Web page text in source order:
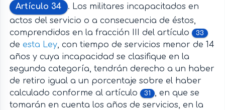
Artículo 34
. Los militares incapacitados en
actos del servicio o a consecuencia de éstos,
comprendidos en la fracción III del artículo
33
de esta Ley, con tiempo de servicios menor de 14
años y cuya incapacidad se clasifique en la
segunda categoría, tendrán derecho a un haber
de retiro igual a un porcentaje sobre el haber
calculado conforme al artículo
31
, en que se
tomarán en cuenta los años de servicios, en la